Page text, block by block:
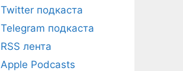
Twitter подкаста
Telegram подкаста
RSS лента
Apple Podcasts